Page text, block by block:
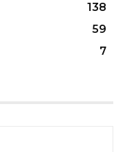
138
59
7